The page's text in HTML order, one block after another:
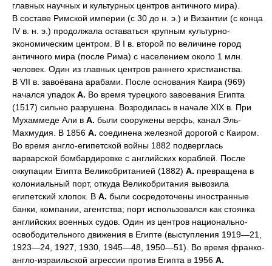
главных научных и культурных центров античного мира).
В составе Римской империи (с 30 до н. э.) и Византии (с конца
IV в. н. э.) продолжала оставаться крупным культурно-
экономическим центром. В I в. второй по величине город
античного мира (после Рима) с населением около 1 млн.
человек. Один из главных центров раннего христианства.
В VII в. завоёвана арабами. После основания Каира (969)
начался упадок А. Во время турецкого завоевания Египта
(1517) сильно разрушена. Возродилась в начале XIX в. При
Мухаммеде Али в А. были сооружены верфь, канал Эль-
Махмудия. В 1856 А. соединена железной дорогой с Каиром.
Во время англо-египетской войны 1882 подверглась
варварской бомбардировке с английских кораблей. После
оккупации Египта Великобританией (1882) А. превращена в
колониальный порт, откуда Великобритания вывозила
египетский хлопок. В А. были сосредоточены иностранные
банки, компании, агентства; порт использовался как стоянка
английских военных судов. Один из центров национально-
освободительного движения в Египте (выступления 1919—21,
1923—24, 1927, 1930, 1945—48, 1950—51). Во время франко-
англо-израильской агрессии против Египта в 1956 А.